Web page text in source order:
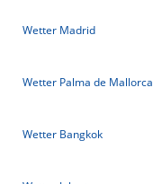
Wetter Madrid
Wetter Palma de Mallorca
Wetter Bangkok